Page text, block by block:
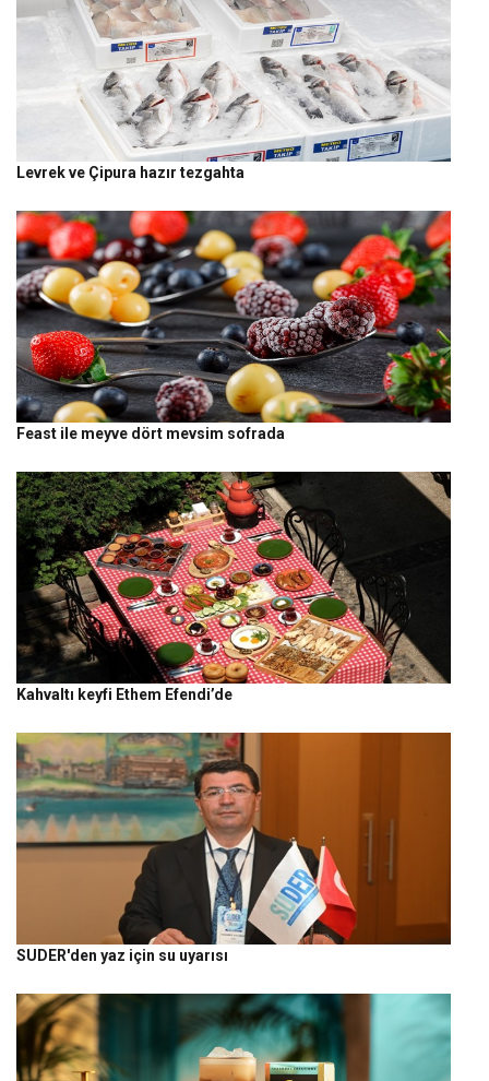
Levrek ve Çipura hazır tezgahta
Feast ile meyve dört mevsim sofrada
Kahvaltı keyfi Ethem Efendi’de
SUDER'den yaz için su uyarısı